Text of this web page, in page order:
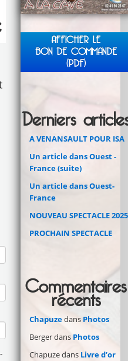
AFFICHER LE
BON DE COMMANDE
(PDF)
Derniers
A VENANSAULT POUR ISA
Un article dans Ouest -
France (suite)
Un article dans Ouest-
France
NOUVEAU SPECTACLE 2025
PROCHAIN SPECTACLE
Commentaires
récents
Chapuzedans Photos
Bergerdans Photos
Chapuzedans Livre d’or